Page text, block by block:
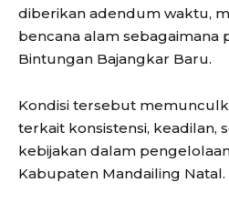
diberikan adendum waktu,
bencana alam sebagaimana
Bintungan Bajangkar Baru.
Kondisi tersebut
terkait konsistensi, keadilan,
kebijakan dalam
Kabupaten Mandailing Natal.